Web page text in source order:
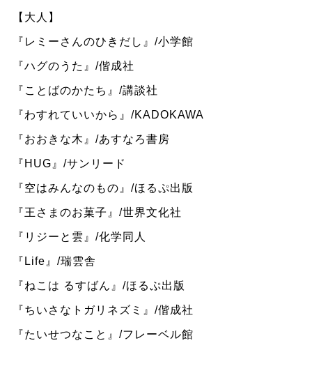
【大人】
『レミーさんのひきだし』/小学館
『ハグのうた』/偕成社
『ことばのかたち』/講談社
『わすれていいから』/KADOKAWA
『おおきな木』/あすなろ書房
『HUG』/サンリード
『空はみんなのもの』/ほるぷ出版
『王さまのお菓子』/世界文化社
『リジーと雲』/化学同人
『Life』/瑞雲舎
『ねこは るすばん』/ほるぷ出版
『ちいさなトガリネズミ』/偕成社
『たいせつなこと』/フレーベル館